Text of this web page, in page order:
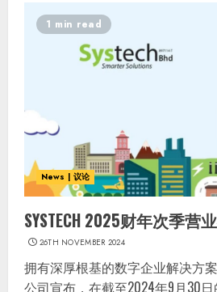
1 min read
News | 议论
SYSTECH 2025财年次季营
26TH NOVEMBER 2024
拥有深厚根基的数字企业解决方
公司宣布，在截至2024年9月30日